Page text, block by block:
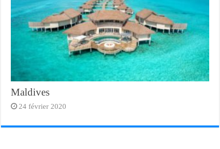
Maldives
24 février 2020